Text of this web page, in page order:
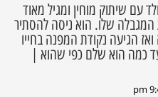
שמש, נולד עם שיתוק מוחין ומגיל מאוד
שלו. הוא ניסה להסתיר
הגיעה נקודת המפנה בחייו
כמה הוא שלם כפי שהוא |